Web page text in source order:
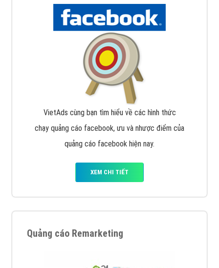
VietAds cùng bạn tìm hiểu về các hình thức
chạy quảng cáo facebook, ưu và nhược điểm của
quảng cáo facebook hiện nay.
XEM CHI TIẾT
Quảng cáo Remarketing